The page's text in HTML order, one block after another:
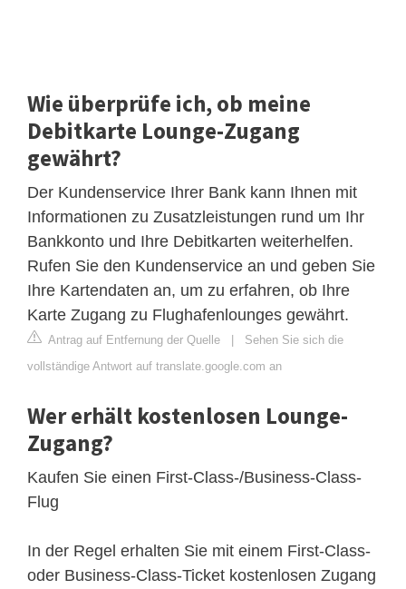
Wie überprüfe ich, ob meine
Debitkarte Lounge-Zugang
gewährt?
Der Kundenservice Ihrer Bank kann Ihnen mit
Informationen zu Zusatzleistungen rund um Ihr
Bankkonto und Ihre Debitkarten weiterhelfen.
Rufen Sie den Kundenservice an und geben Sie
Ihre Kartendaten an, um zu erfahren, ob Ihre
Karte Zugang zu Flughafenlounges gewährt.
Antrag auf Entfernung der Quelle | Sehen Sie sich die
vollständige Antwort auf translate.google.com an
Wer erhält kostenlosen Lounge-
Zugang?
Kaufen Sie einen First-Class-/Business-Class-
Flug
In der Regel erhalten Sie mit einem First-Class-
oder Business-Class-Ticket kostenlosen Zugang